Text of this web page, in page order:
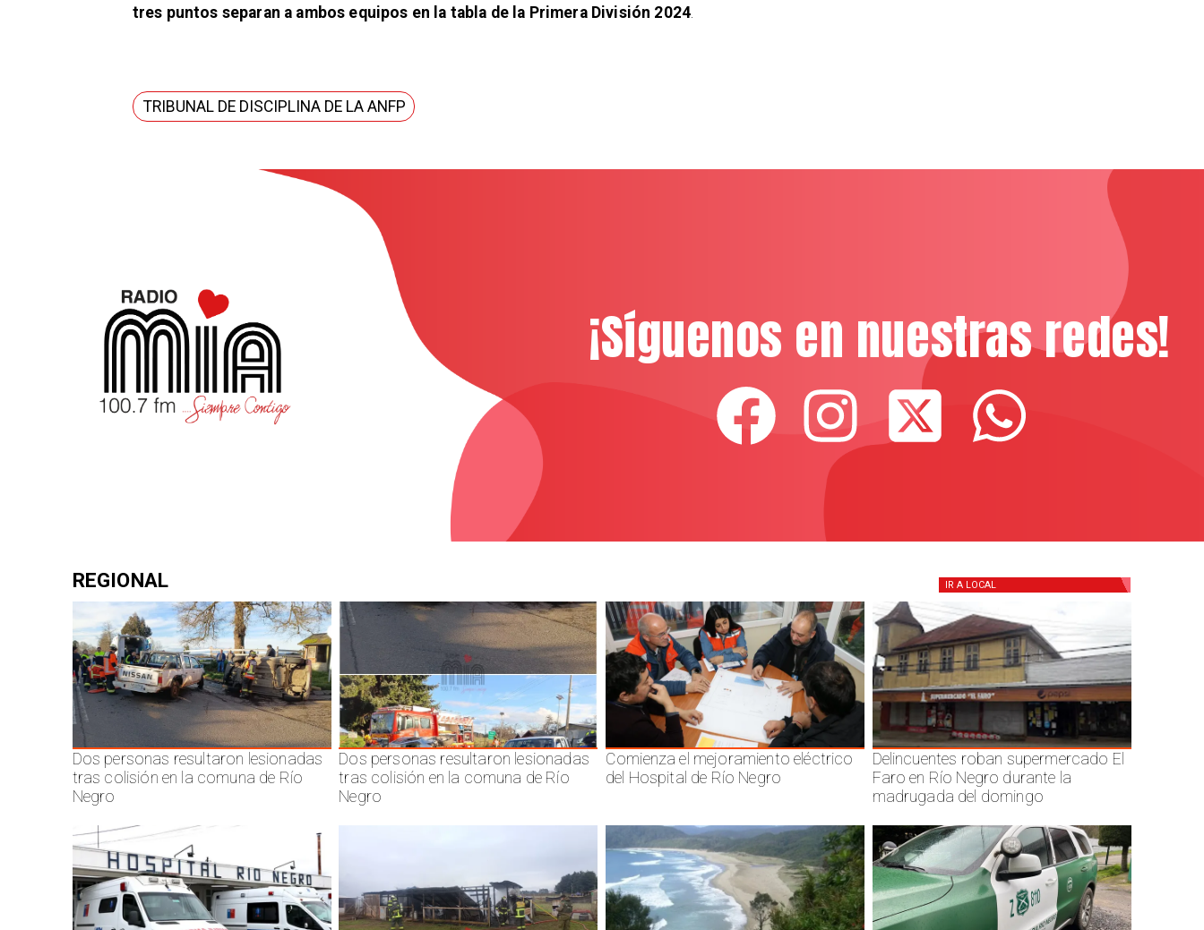
tres puntos separan a ambos equipos en la tabla de la Primera División 2024.
TRIBUNAL DE DISCIPLINA DE LA ANFP
¡Síguenos en nuestras redes!
REGIONAL IR A LOCAL
Dos personas resultaron lesionadas
tras colisión en la comuna de Río
Negro
Dos personas resultaron lesionadas
tras colisión en la comuna de Río
Negro
Comienza el mejoramiento eléctrico
del Hospital de Río Negro
Delincuentes roban supermercado El
Faro en Río Negro durante la
madrugada del domingo